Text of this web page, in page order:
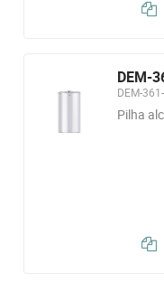
DEM-
DEM-
Pilha